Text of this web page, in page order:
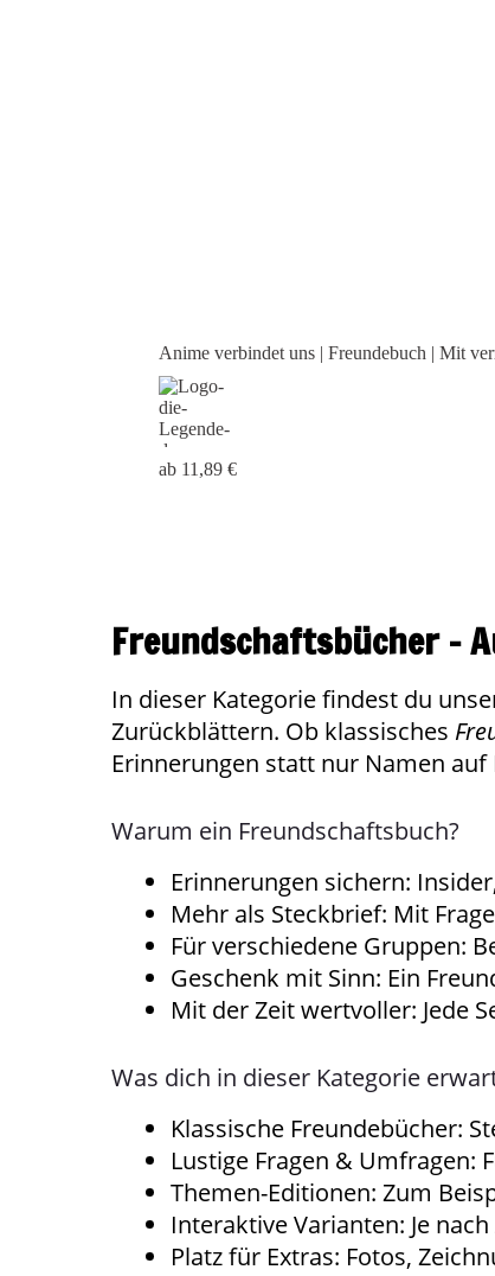
Anime verbindet uns | Freundebuch | Mit verrückten
Fragen | Freundschaftsbuch Anime
ab 11,89 €
Freundschaftsbücher –
In dieser Kategorie findest du
Zurückblättern. Ob klassisches
Erinnerungen statt nur Namen auf
Warum ein Freundschaftsbuch?
Erinnerungen sichern:
Mehr als Steckbrief: Mit
Für verschiedene Gruppen:
Geschenk mit Sinn: Ein
Mit der Zeit wertvoller: Jede
Was dich in dieser Kategorie
Klassische Freundebücher:
Lustige Fragen & Umfragen:
Themen-Editionen: Zum
Interaktive Varianten: Je
Platz für Extras: Fotos,